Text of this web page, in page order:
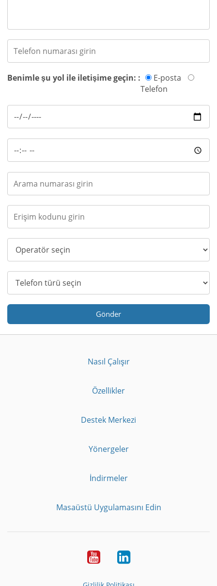
Benimle şu yol ile iletişime geçin: :
E-posta
Telefon
Gönder
Nasıl Çalışır
Özellikler
Destek Merkezi
Yönergeler
İndirmeler
Masaüstü Uygulamasını Edin
YoutubeLinkedIn